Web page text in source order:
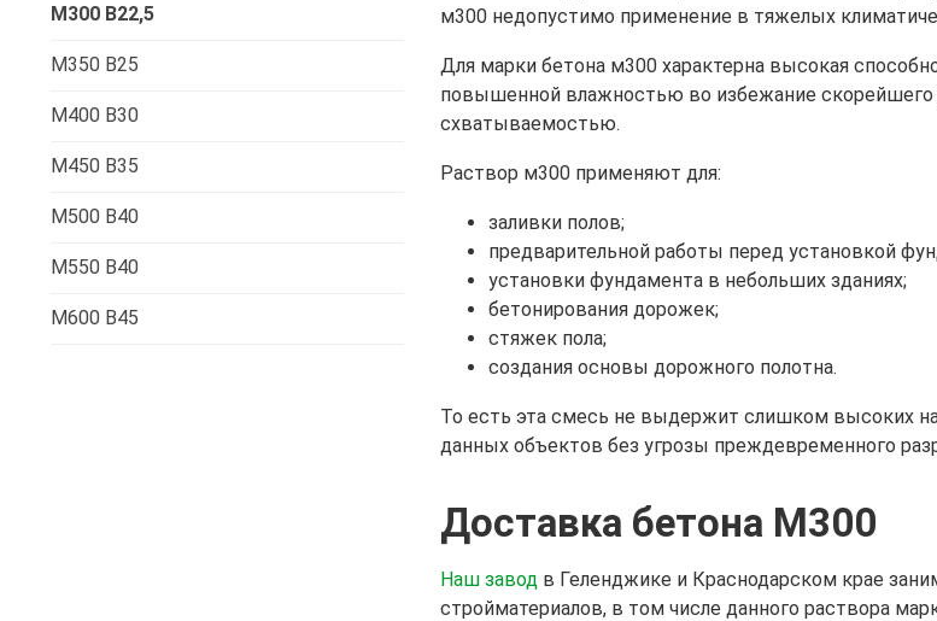
м300 недопустимо применение в тяжелых
Для марки бетона м300 характерна высокая
повышенной влажностью во избежание скорейшего
схватываемостью.
Раствор м300 применяют для:
заливки полов;
предварительной работы перед установкой
установки фундамента в небольших зданиях;
бетонирования дорожек;
стяжек пола;
создания основы дорожного полотна.
То есть эта смесь не выдержит слишком высоких
данных объектов без угрозы преждевременного
Доставка бетона М300
Наш заводв Геленджике и Краснодарском крае
стройматериалов, в том числе данного раствора
М300 В22,5
М350 В25
М400 В30
М450 В35
М500 В40
М550 В40
М600 В45